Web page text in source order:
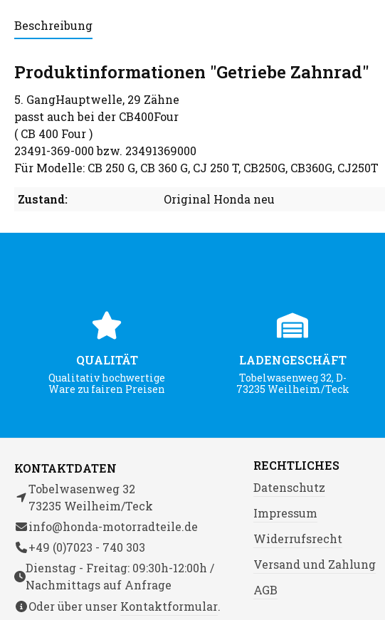
Beschreibung
Produktinformationen "Getriebe Zahnrad"
5. GangHauptwelle, 29 Zähne
passt auch bei der CB400Four
( CB 400 Four )
23491-369-000 bzw. 23491369000
Für Modelle: CB 250 G, CB 360 G, CJ 250 T, CB250G, CB360G, CJ250T
Zustand: Original Honda neu
QUALITÄT
Qualitativ hochwertige
Ware zu fairen Preisen
LADENGESCHÄFT
Tobelwasenweg 32, D-
73235 Weilheim/Teck
KONTAKTDATEN
Tobelwasenweg 32
73235 Weilheim/Teck
info@honda-motorradteile.de
+49 (0)7023 - 740 303
Dienstag - Freitag: 09:30h-12:00h /
Nachmittags auf Anfrage
Oder über unser Kontaktformular.
RECHTLICHES
Datenschutz
Impressum
Widerrufsrecht
Versand und Zahlung
AGB